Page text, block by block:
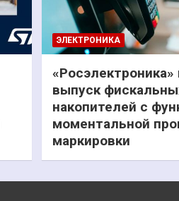
ЭЛЕКТРОНИКА
«Росэлектроника»
выпуск
накопителей с
моментальной
маркировки